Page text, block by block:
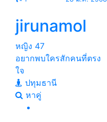
jirunamol
หญิง 47
อยากพบใครสักคนที่ตรง
ใจ
ปทุมธานี
หาคู่